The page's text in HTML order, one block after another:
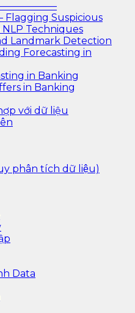
Flagging Suspicious
Techniques
Landmark Detection
Forecasting in
in Banking
in Banking
với dữ liệu
phân tích dữ liệu)
Data